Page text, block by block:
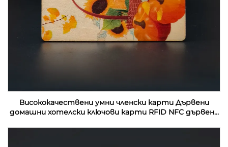
Висококачествени умни членски карти Дървени
домашни хотелски ключови карти RFID NFC дървени